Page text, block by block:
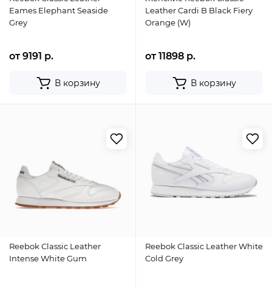
Eames Elephant Seaside
Grey
от 9191 р.
В корзину
Leather Cardi B Black Fiery
Orange (W)
от 11898 р.
В корзину
Reebok Classic Leather
Intense White Gum
Reebok Classic Leather White
Cold Grey